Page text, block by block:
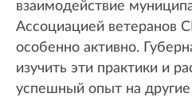
взаимодействие
Ассоциацией ветеранов
особенно активно.
изучить эти практики и
успешный опыт на